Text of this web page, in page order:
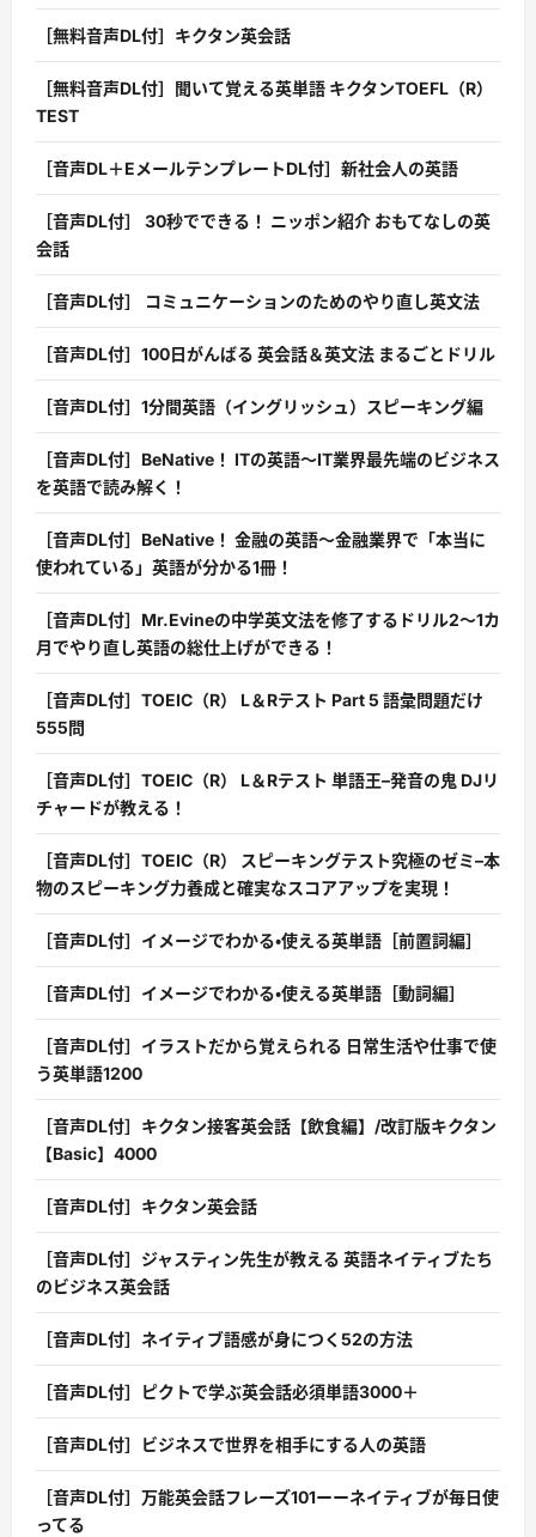
［無料音声DL付］キクタン英会話
［無料音声DL付］聞いて覚える英単語 キクタンTOEFL（R）
TEST
［音声DL＋EメールテンプレートDL付］新社会人の英語
［音声DL付］ 30秒でできる！ ニッポン紹介 おもてなしの英
会話
［音声DL付］ コミュニケーションのためのやり直し英文法
［音声DL付］100日がんばる 英会話＆英文法 まるごとドリル
［音声DL付］1分間英語（イングリッシュ）スピーキング編
［音声DL付］BeNative！ ITの英語〜IT業界最先端のビジネス
を英語で読み解く！
［音声DL付］BeNative！ 金融の英語〜金融業界で「本当に
使われている」英語が分かる1冊！
［音声DL付］Mr.Evineの中学英文法を修了するドリル2〜1カ
月でやり直し英語の総仕上げができる！
［音声DL付］TOEIC（R） L＆Rテスト Part 5 語彙問題だけ
555問
［音声DL付］TOEIC（R） L＆Rテスト 単語王–発音の鬼 DJリ
チャードが教える！
［音声DL付］TOEIC（R） スピーキングテスト究極のゼミ–本
物のスピーキング力養成と確実なスコアアップを実現！
［音声DL付］イメージでわかる・使える英単語［前置詞編］
［音声DL付］イメージでわかる・使える英単語［動詞編］
［音声DL付］イラストだから覚えられる 日常生活や仕事で使
う英単語1200
［音声DL付］キクタン接客英会話【飲食編】/改訂版キクタン
【Basic】4000
［音声DL付］キクタン英会話
［音声DL付］ジャスティン先生が教える 英語ネイティブたち
のビジネス英会話
［音声DL付］ネイティブ語感が身につく52の方法
［音声DL付］ピクトで学ぶ英会話必須単語3000＋
［音声DL付］ビジネスで世界を相手にする人の英語
［音声DL付］万能英会話フレーズ101ーーネイティブが毎日使
ってる